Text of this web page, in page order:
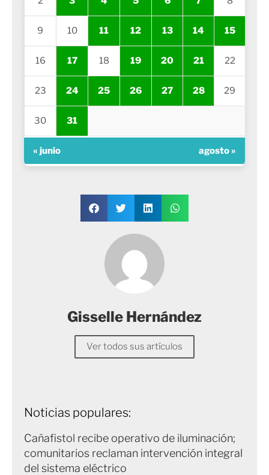
9 10 11 12 13 14 15
16 17 18 19 20 21 22
23 24 25 26 27 28 29
30 31
« junio agosto »
Gisselle Hernández
Ver todos sus artículos
Noticias populares:
Cañafistol recibe operativo de iluminación;
comunitarios reclaman intervención integral
del sistema eléctrico